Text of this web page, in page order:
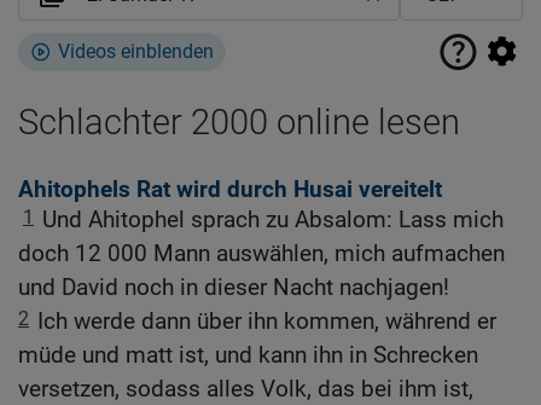
Videos einblenden
Schlachter 2000 online lesen
Ahitophels Rat wird durch Husai vereitelt
1
Und Ahitophel sprach zu Absalom: Lass mich
doch 12 000 Mann auswählen, mich aufmachen
und David noch in dieser Nacht nachjagen!
2 Ich werde dann über ihn kommen, während er
müde und matt ist, und kann ihn in Schrecken
versetzen, sodass alles Volk, das bei ihm ist,